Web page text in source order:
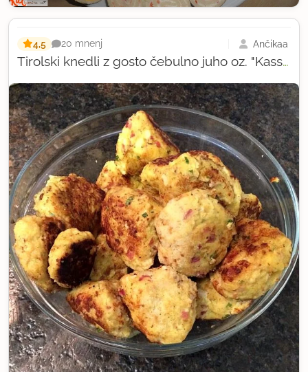
Tirolski knedli z gosto čebulno juho oz. "Kasspeckknödelsuppe"
4,5 20 mnenj Ančikaa